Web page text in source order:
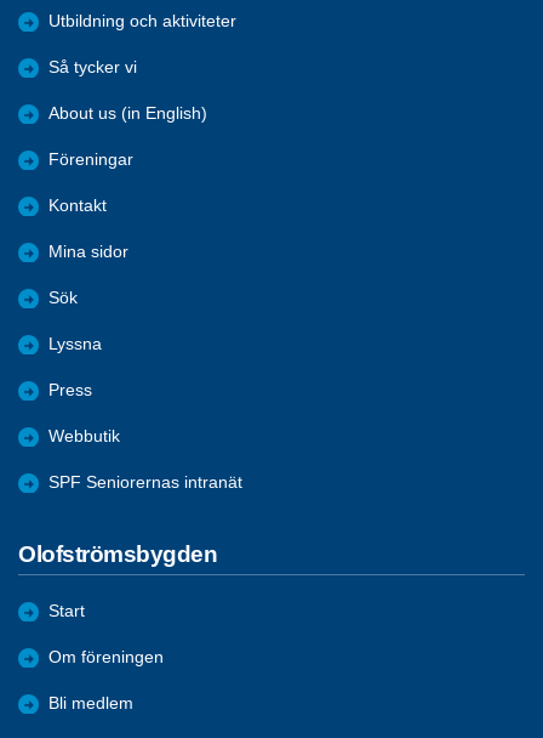
Utbildning och aktiviteter
Så tycker vi
About us (in English)
Föreningar
Kontakt
Mina sidor
Sök
Lyssna
Press
Webbutik
SPF Seniorernas intranät
Olofströmsbygden
Start
Om föreningen
Bli medlem